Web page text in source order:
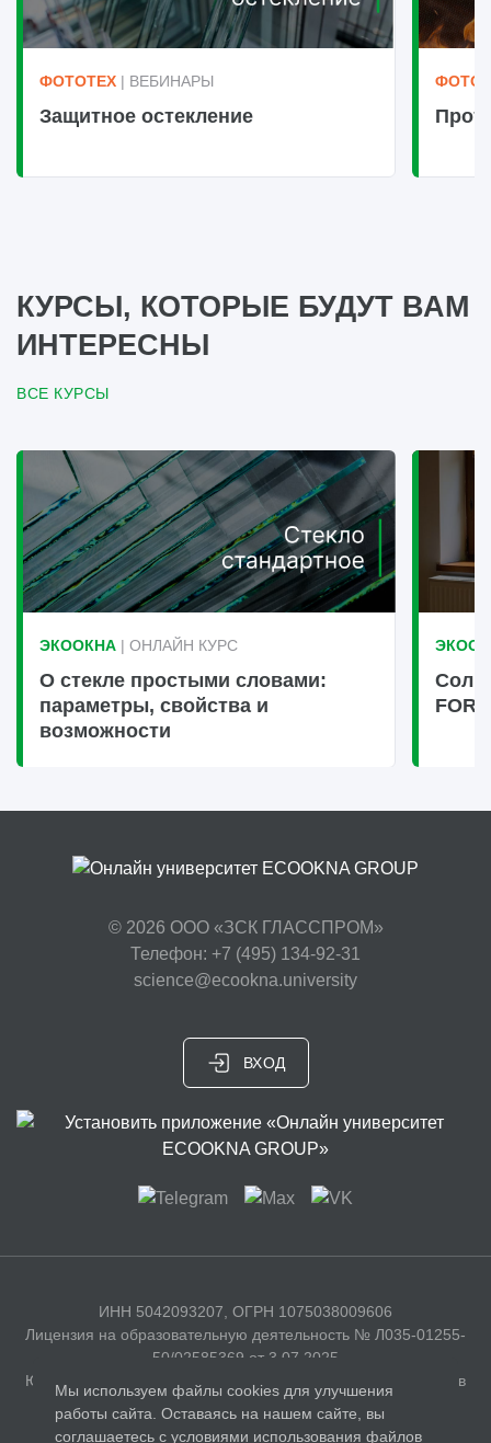
ФОТОТЕХ | ВЕБИНАРЫ
Защитное остекление
КУРСЫ, КОТОРЫЕ БУДУТ ВАМ
ИНТЕРЕСНЫ
ВСЕ КУРСЫ
ЭКООКНА | ОНЛАЙН КУРС
О стекле простыми словами:
параметры, свойства и
возможности
© 2026 ООО «ЗСК ГЛАССПРОМ»
Телефон: +7 (495) 134-92-31
science@ecookna.university
ВХОД
ИНН 5042093207, ОГРН 1075038009606
Лицензия на образовательную деятельность № Л035-01255-
50/02585369 от 3.07.2025
Юридический адрес: 141326, Московская область, г. Сергиев
Посад, с. Бужаниново, Полевая улица, д. 35
Мы используем файлы cookies для улучшения
работы сайта. Оставаясь на нашем сайте, вы
соглашаетесь с условиями использования файлов